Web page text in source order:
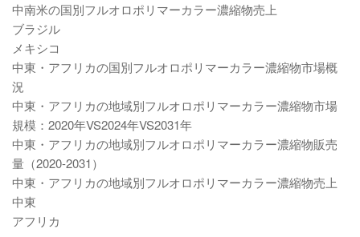
中南米の国別フルオロポリマーカラー濃縮物売上
ブラジル
メキシコ
中東・アフリカの国別フルオロポリマーカラー濃縮物市場概
況
中東・アフリカの地域別フルオロポリマーカラー濃縮物市場
規模：2020年VS2024年VS2031年
中東・アフリカの地域別フルオロポリマーカラー濃縮物販売
量（2020-2031）
中東・アフリカの地域別フルオロポリマーカラー濃縮物売上
中東
アフリカ